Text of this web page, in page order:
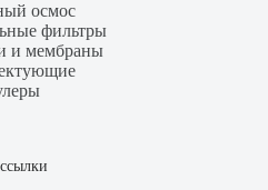
осмос
фильтры
и мембраны